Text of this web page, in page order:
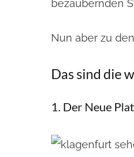
bezaubernden
Nun aber zu den
Das sind die
1. Der Neue